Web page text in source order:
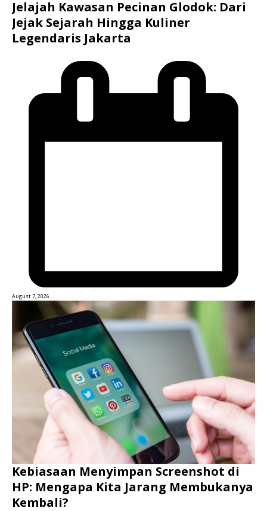
Jelajah Kawasan Pecinan Glodok: Dari
Jejak Sejarah Hingga Kuliner
Legendaris Jakarta
August 7, 2026
Kebiasaan Menyimpan Screenshot di
HP: Mengapa Kita Jarang Membukanya
Kembali?